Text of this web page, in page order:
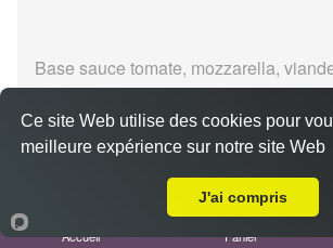
Base sauce tomate, mozzarella,
Accueil Panier
Ce site Web utilise des cookies pour
meilleure expérience sur notre site Web
J'ai compris